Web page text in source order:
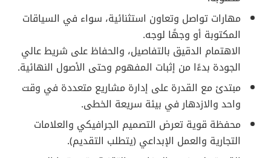
مهارات تواصل وتعاون استثنائية، سواء في السياقات
المكتوبة أو وجهًا لوجه.
الاهتمام الدقيق بالتفاصيل، والحفاظ على شريط عالي
الجودة بدءًا من إثبات المفهوم وحتى الأصول النهائية.
مبتدئ مع القدرة على إدارة مشاريع متعددة في وقت
واحد والازدهار في بيئة سريعة الخطى.
محفظة قوية تعرض التصميم الجرافيكي والعلامات
التجارية والعمل الإبداعي (يتطلب التقديم).